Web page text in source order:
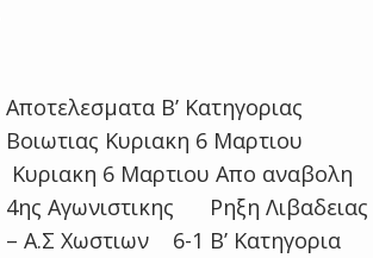
Αποτελεσματα Β’ Κατηγοριας
Βοιωτιας Κυριακη 6 Μαρτιου
Κυριακη 6 Μαρτιου Απο αναβολη
4ης Αγωνιστικης Ρηξη Λιβαδειας
– Α.Σ Χωστιων 6-1 Β’ Κατηγορια